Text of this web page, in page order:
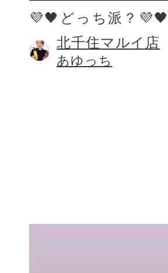
💜🖤どっち派？💜🖤
北千住マルイ店
あゆっち